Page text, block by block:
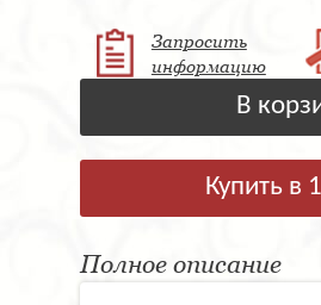
Запросить
информацию
В
Купить в
Полное описание